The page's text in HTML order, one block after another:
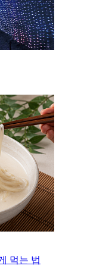
먹는 법